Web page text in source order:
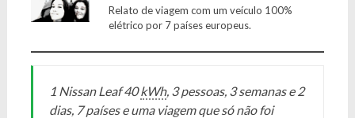
Relato de viagem com um veículo 100%
elétrico por 7 países europeus.
1 Nissan Leaf 40kWh, 3 pessoas, 3 semanas e 2
dias, 7 países e uma viagem que só não foi